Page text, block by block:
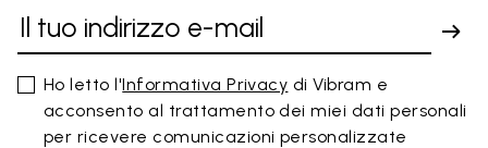
Ho letto l'Informativa Privacy di Vibram e
acconsento al trattamento dei miei dati personali
per ricevere comunicazioni personalizzate